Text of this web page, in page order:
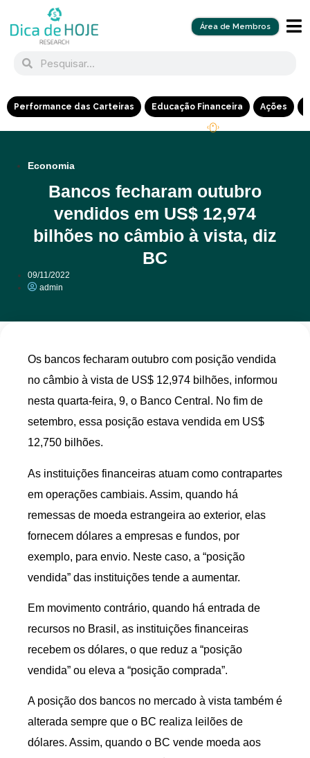
Área de Membros
Performance das Carteiras Educação Financeira Ações
Economia
Bancos fecharam outubro
vendidos em US$ 12,974
bilhões no câmbio à vista, diz
BC
09/11/2022
admin
Os bancos fecharam outubro com posição vendida
no câmbio à vista de US$ 12,974 bilhões, informou
nesta quarta-feira, 9, o Banco Central. No fim de
setembro, essa posição estava vendida em US$
12,750 bilhões.
As instituições financeiras atuam como contrapartes
em operações cambiais. Assim, quando há
remessas de moeda estrangeira ao exterior, elas
fornecem dólares a empresas e fundos, por
exemplo, para envio. Neste caso, a “posição
vendida” das instituições tende a aumentar.
Em movimento contrário, quando há entrada de
recursos no Brasil, as instituições financeiras
recebem os dólares, o que reduz a “posição
vendida” ou eleva a “posição comprada”.
A posição dos bancos no mercado à vista também é
alterada sempre que o BC realiza leilões de
dólares. Assim, quando o BC vende moeda aos